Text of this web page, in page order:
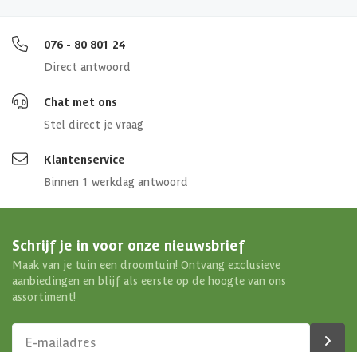
076 - 80 801 24
Direct antwoord
Chat met ons
Stel direct je vraag
Klantenservice
Binnen 1 werkdag antwoord
Schrijf je in voor onze nieuwsbrief
Maak van je tuin een droomtuin! Ontvang exclusieve
aanbiedingen en blijf als eerste op de hoogte van ons
assortiment!